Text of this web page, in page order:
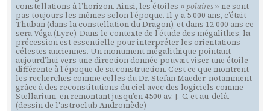
constellations à l’horizon. Ainsi, les étoiles « polaires» ne sont
pas toujours les mêmes selon l’époque. Il y a 5 000 ans, c’était
Thuban (dans la constellation du Dragon), et dans 12 000 ans ce
sera Véga (Lyre). Dans le contexte de l’étude des mégalithes, la
précession est essentielle pour interpréter les orientations
célestes anciennes. Un monument mégalithique pointant
aujourd’hui vers une direction donnée pouvait viser une étoile
différente à l’époque de sa construction. C’est ce que montrent
les recherches comme celles du Dr. Stefan Maeder, notamment
grâce à des reconstitutions du ciel avec des logiciels comme
Stellarium, en remontant jusqu’en 4500 av. J.-C. et au-delà.
(dessin de l'astroclub Andromède)